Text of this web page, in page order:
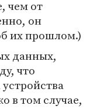
чем от
он
их прошлом.)
данных,
что
в том случае,